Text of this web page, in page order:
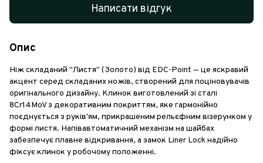
Написати відгук
Опис
Ніж складаний "Листя" (Золото) від EDC-Point — це яскравий
акцент серед складаних ножів, створений для поціновувачів
оригінального дизайну. Клинок виготовлений зі сталі
8Cr14MoV з декоративним покриттям, яке гармонійно
поєднується з руків'ям, прикрашеним рельєфним візерунком у
формі листя. Напівавтоматичний механізм на шайбах
забезпечує плавне відкривання, а замок Liner Lock надійно
фіксує клинок у робочому положенні.